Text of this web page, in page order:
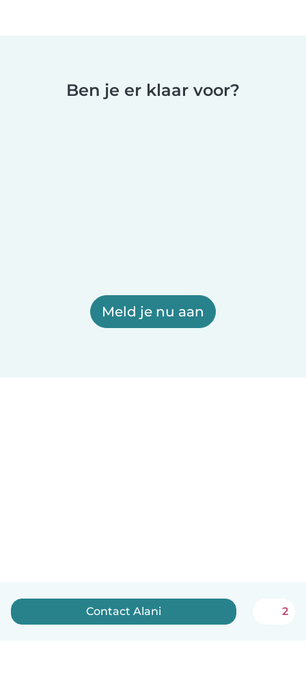
Ben je er klaar voor?
Meld je nu aan
Contact Alani 2